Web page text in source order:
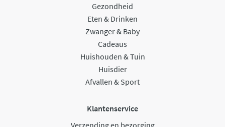
Gezondheid
Eten & Drinken
Zwanger & Baby
Cadeaus
Huishouden & Tuin
Huisdier
Afvallen & Sport
Klantenservice
Verzending en bezorging